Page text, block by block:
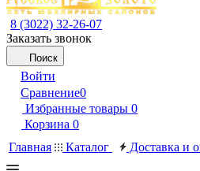
8 (3022) 32-26-07
Заказать звонок
Поиск
Войти
Сравнение0
Избранные товары 0
Корзина 0
Главная
Каталог Доставка и